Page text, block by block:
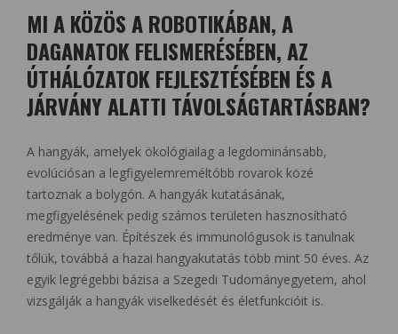
MI A KÖZÖS A ROBOTIKÁBAN, A
DAGANATOK FELISMERÉSÉBEN, AZ
ÚTHÁLÓZATOK FEJLESZTÉSÉBEN ÉS A
JÁRVÁNY ALATTI TÁVOLSÁGTARTÁSBAN?
A hangyák, amelyek ökológiailag a legdominánsabb,
evolúciósan a legfigyelemreméltóbb rovarok közé
tartoznak a bolygón. A hangyák kutatásának,
megfigyelésének pedig számos területen hasznosítható
eredménye van. Építészek és immunológusok is tanulnak
tőlük, továbbá a hazai hangyakutatás több mint 50 éves. Az
egyik legrégebbi bázisa a Szegedi Tudományegyetem, ahol
vizsgálják a hangyák viselkedését és életfunkcióit is.